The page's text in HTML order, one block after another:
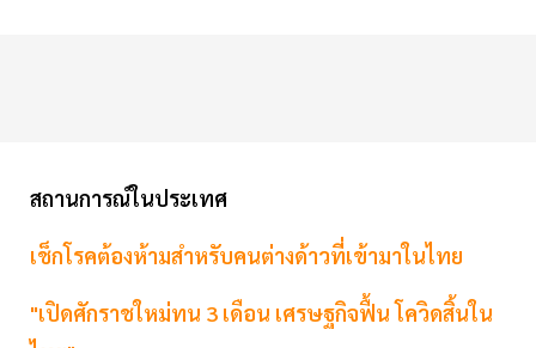
สถานการณ์ในประเทศ
เช็กโรคต้องห้ามสำหรับคนต่างด้าวที่เข้ามาในไทย
"เปิดศักราชใหม่ทน 3 เดือน เศรษฐกิจฟื้น โควิดสิ้นใน